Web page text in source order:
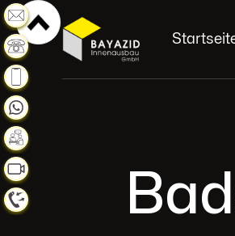
Weiterlesen
Weiterlesen
Weiterlesen
Weiterlesen
Weiterlesen
Weiterlesen
Weiterlesen